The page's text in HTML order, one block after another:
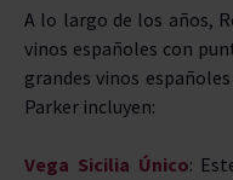
A lo largo de los años,
vinos españoles con
grandes vinos
Parker incluyen:
Vega Sicilia Único: